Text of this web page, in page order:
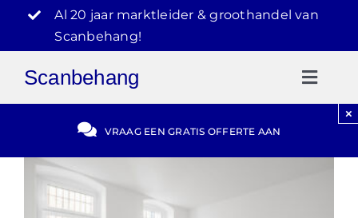
inhoud
Al 20 jaar marktleider & groothandel van
Scanbehang!
Scanbehang
Gratis Offerte
Blog
VRAAG EEN GRATIS OFFERTE AAN
×